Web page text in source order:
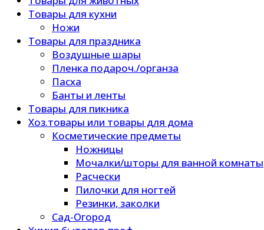
Товары для кухни
Ножи
Товары для праздника
Воздушные шары
Пленка подароч./органза
Пасха
Банты и ленты
Товары для пикника
Хоз.товары или товары для дома
Косметические предметы
Ножницы
Мочалки/шторы для ванной комнаты
Расчески
Пилочки для ногтей
Резинки, заколки
Сад-Огород